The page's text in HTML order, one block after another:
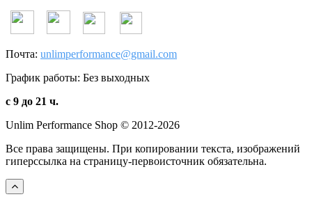
Почта: unlimperformance@gmail.com
График работы: Без выходных
с 9 до 21 ч.
Unlim Performance Shop © 2012-2026
Все права защищены. При копировании текста, изображений
гиперссылка на страницу-первоисточник обязательна.